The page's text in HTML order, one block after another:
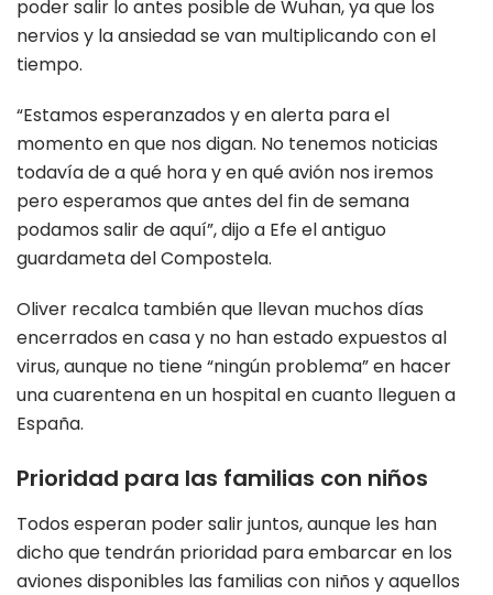
poder salir lo antes posible de Wuhan, ya que los
nervios y la ansiedad se van multiplicando con el
tiempo.
“Estamos esperanzados y en alerta para el
momento en que nos digan. No tenemos noticias
todavía de a qué hora y en qué avión nos iremos
pero esperamos que antes del fin de semana
podamos salir de aquí”, dijo a Efe el antiguo
guardameta del Compostela.
Oliver recalca también que llevan muchos días
encerrados en casa y no han estado expuestos al
virus, aunque no tiene “ningún problema” en hacer
una cuarentena en un hospital en cuanto lleguen a
España.
Prioridad para las familias con niños
Todos esperan poder salir juntos, aunque les han
dicho que tendrán prioridad para embarcar en los
aviones disponibles las familias con niños y aquellos